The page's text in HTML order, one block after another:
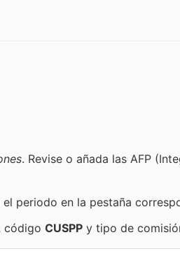
. Revise o añada las AFP
periodo en la pestaña
código CUSPP y tipo de